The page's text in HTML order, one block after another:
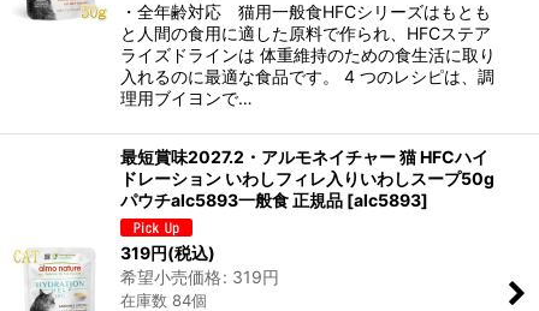
・全年齢対応 猫用一般食HFCシリーズはもとも
と人間の食用に適した原料で作られ、HFCステア
ライズドラインは 体重維持のための食生活に取り
入れるのに最適な食品です。 4 つのレシピは、調
理用ブイヨンで…
最短賞味2027.2・アルモネイチャー 猫 HFCハイ
ドレーション いわしフィレ入りいわしスープ50g
パウチalc5893一般食 正規品 [alc5893]
319円(税込)
希望小売価格: 319円
在庫数 84個